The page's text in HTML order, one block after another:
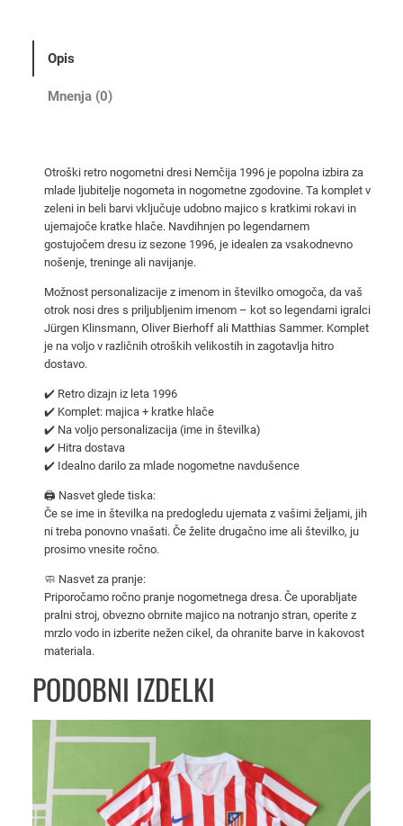
o
t
č
Opis
Mnenja (0)
Otroški retro nogometni dresi Nemčija 1996 je popolna izbira za
mlade ljubitelje nogometa in nogometne zgodovine. Ta komplet v
zeleni in beli barvi vključuje udobno majico s kratkimi rokavi in
ujemajoče kratke hlače. Navdihnjen po legendarnem
gostujočem dresu iz sezone 1996, je idealen za vsakodnevno
nošenje, treninge ali navijanje.
Možnost personalizacije z imenom in številko omogoča, da vaš
otrok nosi dres s priljubljenim imenom – kot so legendarni igralci
Jürgen Klinsmann, Oliver Bierhoff ali Matthias Sammer. Komplet
je na voljo v različnih otroških velikostih in zagotavlja hitro
dostavo.
✔️ Retro dizajn iz leta 1996
✔️ Komplet: majica + kratke hlače
✔️ Na voljo personalizacija (ime in številka)
✔️ Hitra dostava
✔️ Idealno darilo za mlade nogometne navdušence
🖨️ Nasvet glede tiska:
Če se ime in številka na predogledu ujemata z vašimi željami, jih
ni treba ponovno vnašati. Če želite drugačno ime ali številko, ju
prosimo vnesite ročno.
🧼 Nasvet za pranje:
Priporočamo ročno pranje nogometnega dresa. Če uporabljate
pralni stroj, obvezno obrnite majico na notranjo stran, operite z
mrzlo vodo in izberite nežen cikel, da ohranite barve in kakovost
materiala.
PODOBNI IZDELKI